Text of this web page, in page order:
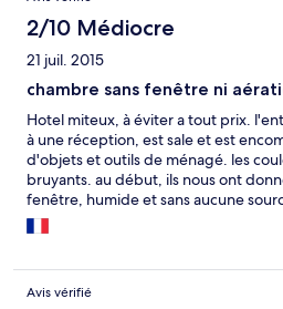
2/10 Médiocre
21 juil. 2015
chambre sans fenêtre ni
Hotel miteux, à éviter a tout prix.
à une réception, est sale et est
d'objets et outils de ménagé. les
bruyants. au début, ils nous ont
fenêtre, humide et sans aucune
que j'ai évidement refusé. La
marchait pas pendant deux jours.
Avis vérifié